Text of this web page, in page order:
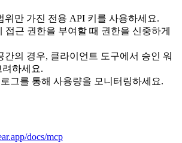
위만 가진 전용 API 키를 사용하세요.
접근 권한을 부여할 때 권한을 신중하게
간의 경우, 클라이언트 도구에서 승인 워
려하세요.
그를 통해 사용량을 모니터링하세요.
docs/mcp